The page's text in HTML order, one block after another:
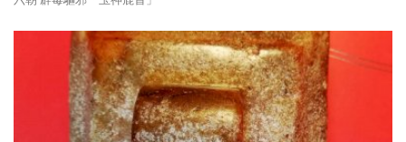
最新資訊
Language
繁體